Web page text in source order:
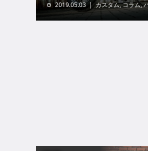
2019.05.03 カスタム,コラム,